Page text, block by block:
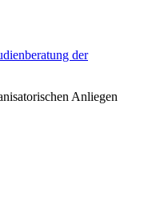
Anliegen